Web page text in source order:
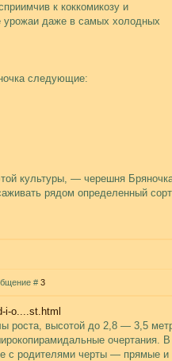
к коккомикозу и
урожаи даже в самых холодных
следующие:
культуры, — черешня
рядом определенный сорт
# 3
i-o....st.html
роста, высотой до 2,8 — 3,5
очертания. В
с родителями черты — прямые и